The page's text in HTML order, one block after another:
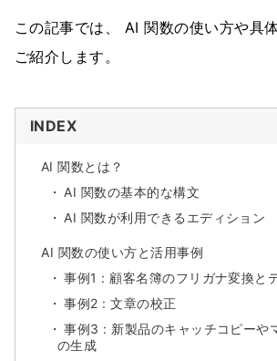
この記事では、 AI 関数の使い方や具
ご紹介します。
INDEX
AI 関数とは？
AI 関数の基本的な構文
AI 関数が利用できるエディション
AI 関数の使い方と活用事例
事例1 : 顧客名簿のフリガナ変換と
事例2 : 文章の校正
事例3 : 新製品のキャッチコピーや
の生成